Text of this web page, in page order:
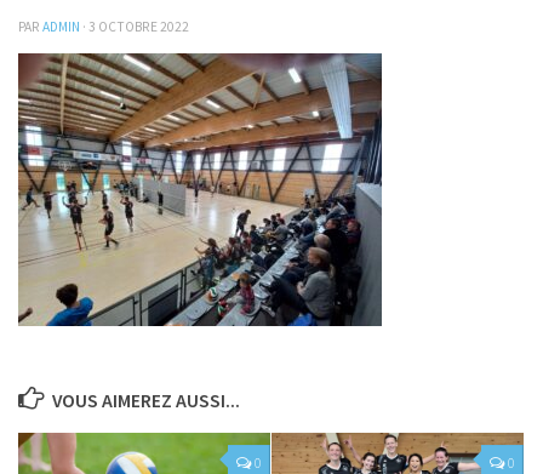
PAR ADMIN · 3 OCTOBRE 2022
VOUS AIMEREZ AUSSI...
0 0